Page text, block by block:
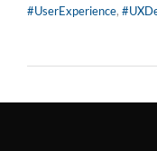
#UserExperience,